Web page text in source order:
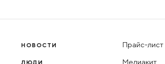
НОВОСТИ
ЛЮДИ
Прайс-лист
Медиакит